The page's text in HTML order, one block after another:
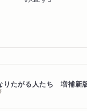
りたがる人たち 増補新